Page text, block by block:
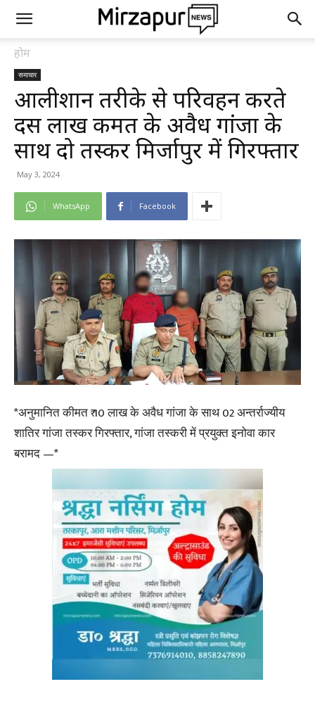
होम
समाचार
आलीशान तरीके से परिवहन करते
दस लाख कीमत के अवैध गांजा के
साथ दो तस्कर मिर्जापुर में गिरफ्तार
May 3, 2024
WhatsApp Facebook
*अनुमानित कीमत ₹ 10 लाख के अवैध गांजा के साथ 02 अन्तर्राज्यीय
शातिर गांजा तस्कर गिरफ्तार, गांजा तस्करी में प्रयुक्त इनोवा कार
बरामद —*